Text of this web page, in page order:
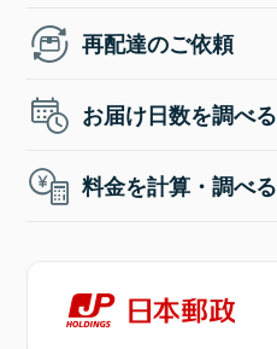
再配達のご依頼
お届け日数を調べる
料金を計算・調べる